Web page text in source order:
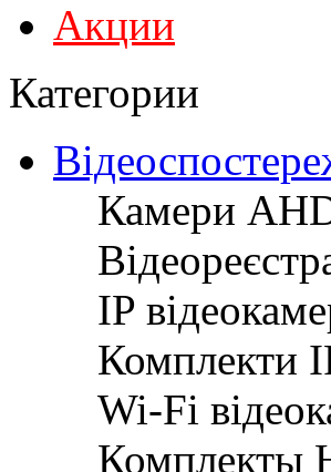
Акции
Категории
Камери
IP
Комплекти
Wi-Fi
Комплекты